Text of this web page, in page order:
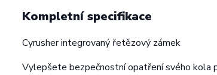
Kompletní specifikace
Cyrusher integrovaný řetězový zámek
Vylepšete bezpečnostní opatření svého kola